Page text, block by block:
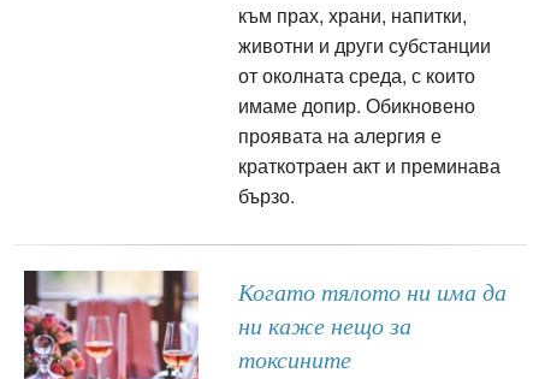
към прах, храни, напитки,
животни и други субстанции
от околната среда, с които
имаме допир. Обикновено
проявата на алергия е
краткотраен акт и преминава
бързо.
Когато тялото ни има да
ни каже нещо за
токсините